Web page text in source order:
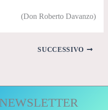
(Don Roberto Davanzo)
SUCCESSIVO